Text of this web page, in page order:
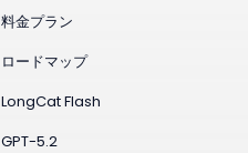
料金プラン
ロードマップ
LongCat Flash
GPT-5.2